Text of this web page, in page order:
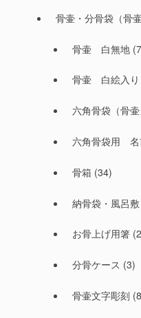
骨壷・分骨袋（骨
骨壷 白無地
骨壷 白絵入り
六角骨袋（骨壷
六角骨袋用 名
骨箱(34)
納骨袋・風呂敷
お骨上げ用箸
分骨ケース (3)
骨壷文字彫刻